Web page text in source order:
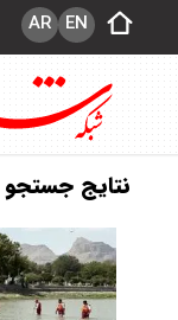
EN
AR
نتایج